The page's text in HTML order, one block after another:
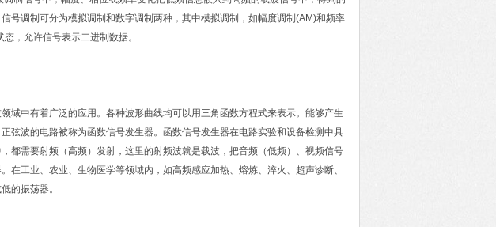
号调制可分为模拟调制和数字调制两种，其中模拟调制，如幅度调制(AM)和频率
，允许信号表示二进制数据。
域中有着广泛的应用。各种波形曲线均可以用三角函数方程式来表示。能够产生
弦波的电路被称为函数信号发生器。函数信号发生器在电路实验和设备检测中具
都需要射频（高频）发射，这里的射频波就是载波，把音频（低频）、视频信号
在工业、农业、生物医学等领域内，如高频感应加热、熔炼、淬火、超声诊断、
的振荡器。